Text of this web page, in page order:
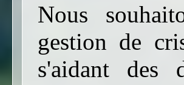
Nous
gestion de
s'aidant des